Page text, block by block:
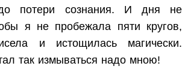
потери сознания. И дня не
я не пробежала пяти кругов,
и истощилась магически.
так измываться надо мною!